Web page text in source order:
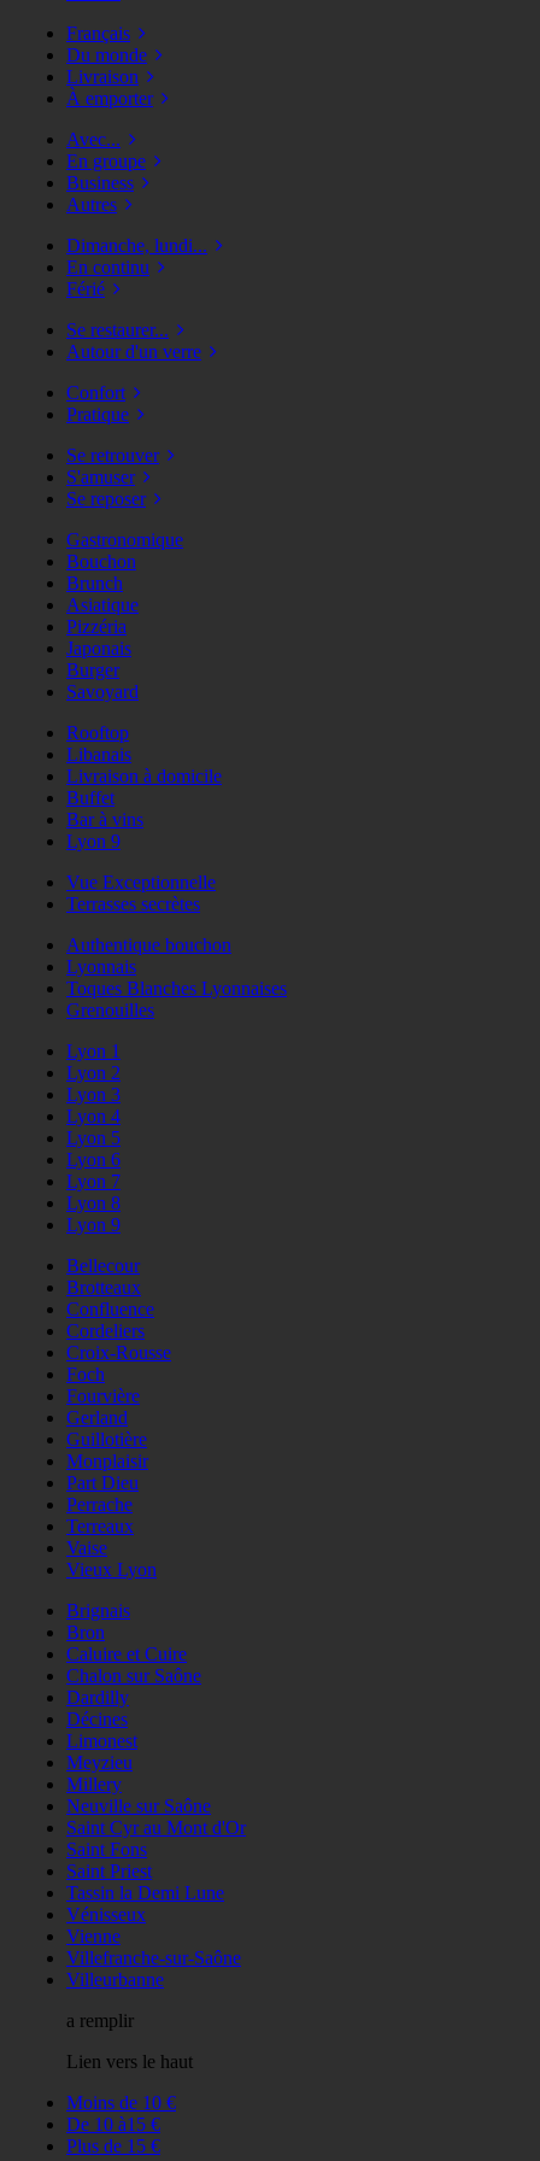
Français
Du monde
Livraison
À emporter
Avec...
En groupe
Business
Autres
Dimanche, lundi...
En continu
Férié
Se restaurer...
Autour d'un verre
Confort
Pratique
Se retrouver
S'amuser
Se reposer
Gastronomique
Bouchon
Brunch
Asiatique
Pizzéria
Japonais
Burger
Savoyard
Rooftop
Libanais
Livraison à domicile
Buffet
Bar à vins
Lyon 9
Vue Exceptionnelle
Terrasses secrètes
Authentique bouchon
Lyonnais
Toques Blanches Lyonnaises
Grenouilles
Lyon 1
Lyon 2
Lyon 3
Lyon 4
Lyon 5
Lyon 6
Lyon 7
Lyon 8
Lyon 9
Bellecour
Brotteaux
Confluence
Cordeliers
Croix-Rousse
Foch
Fourvière
Gerland
Guillotière
Monplaisir
Part Dieu
Perrache
Terreaux
Vaise
Vieux Lyon
Brignais
Bron
Caluire et Cuire
Chalon sur Saône
Dardilly
Décines
Limonest
Meyzieu
Millery
Neuville sur Saône
Saint Cyr au Mont d'Or
Saint Fons
Saint Priest
Tassin la Demi Lune
Vénisseux
Vienne
Villefranche-sur-Saône
Villeurbanne
a remplir
Lien vers le haut
Moins de 10 €
De 10 à15 €
Plus de 15 €